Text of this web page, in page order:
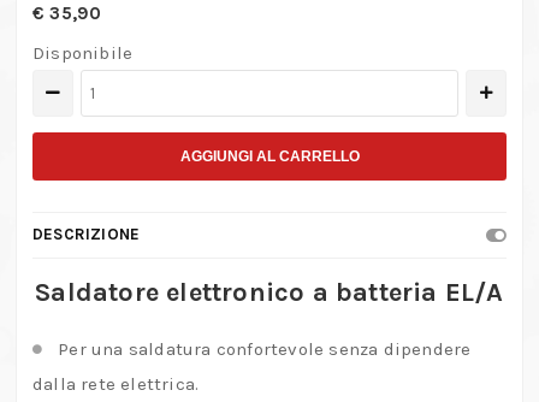
€ 35,90
Disponibile
Saldatore
elettronico
batteria
quantità
AGGIUNGI AL CARRELLO
DESCRIZIONE
Saldatore elettronico a batteria EL/A
Per una saldatura confortevole senza dipendere
dalla rete elettrica.